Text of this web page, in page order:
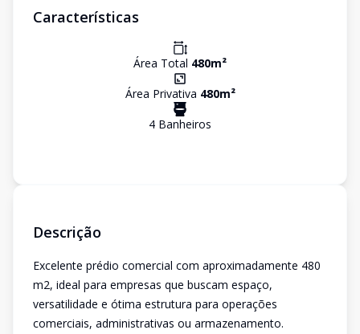
Características
Área Total 480m²
Área Privativa 480m²
4 Banheiros
Descrição
Excelente prédio comercial com aproximadamente 480
m2, ideal para empresas que buscam espaço,
versatilidade e ótima estrutura para operações
comerciais, administrativas ou armazenamento.